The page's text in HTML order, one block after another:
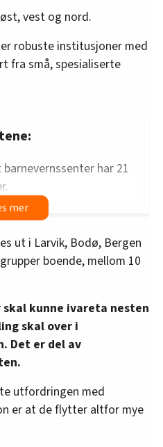
vest og nord.
robuste institusjoner med
fra små, spesialiserte
har 21
har 18
har 10
ut i Larvik, Bodø, Bergen
boende, mellom 10
kunne ivareta nesten
skal over i
Det er del av
utfordringen med
er at de flytter altfor mye